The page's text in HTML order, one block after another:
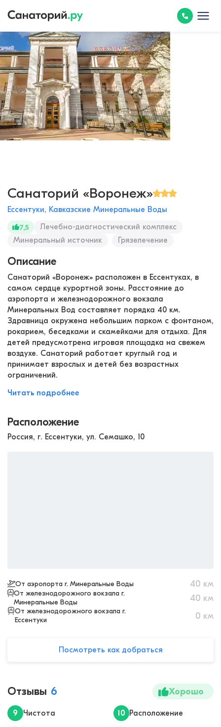
Санаторий «Воронеж»
Ессентуки, Кавказские Минеральные Воды
7,5
Лечебно-диагностический комплекс
Минеральный источник
Грязелечение
Описание
Санаторий «Воронеж» расположен в Ессентуках, в
самом сердце курортной зоны. Расстояние до
аэропорта и железнодорожного вокзала
Минеральных Вод составляет порядка 40 км.
Здравница окружена небольшим парком с фонтаном,
рокарием, беседками и скамейками для отдыха. Для
детей предусмотрена игровая площадка на свежем
воздухе. Санаторий работает круглый год и
принимает взрослых и детей без возрастных
ограничений.
Читать подробнее
Расположение
Россия, г. Ессентуки, ул. Семашко, 10
От аэропорта г. Минеральные Воды 40 км
От железнодорожного вокзала г.
Минеральные Воды
40 км
От железнодорожного вокзала г.
Ессентуки
0 км
Посмотреть как добраться
Отзывы 6 Хорошо
9 Чистота 10 Расположение